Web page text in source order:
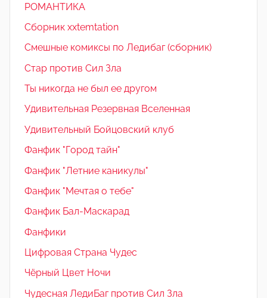
РОМАНТИКА
Сборник xxtemtation
Смешные комиксы по Ледибаг (сборник)
Стар против Сил Зла
Ты никогда не был ее другом
Удивительная Резервная Вселенная
Удивительный Бойцовский клуб
Фанфик "Город тайн"
Фанфик "Летние каникулы"
Фанфик "Мечтая о тебе"
Фанфик Бал-Маскарад
Фанфики
Цифровая Страна Чудес
Чёрный Цвет Ночи
Чудесная ЛедиБаг против Сил Зла